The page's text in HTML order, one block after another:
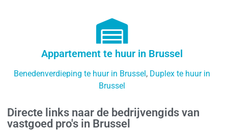
Appartement te huur in Brussel
Benedenverdieping te huur in Brussel , Duplex te huur in
Brussel
Directe links naar de bedrijvengids van
vastgoed pro's in Brussel